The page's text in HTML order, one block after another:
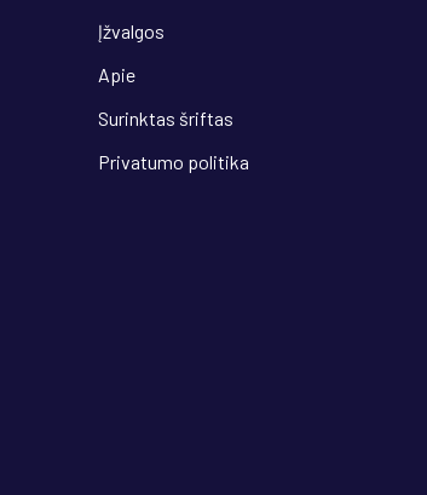
Įžvalgos
Apie
Surinktas šriftas
Privatumo politika